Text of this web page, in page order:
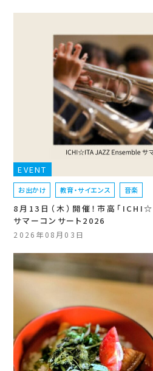
EVENT
お出かけ 教育・サイエンス 音楽
8月13日（木）開催！市高「
サマーコンサート2026
2026年08月03日